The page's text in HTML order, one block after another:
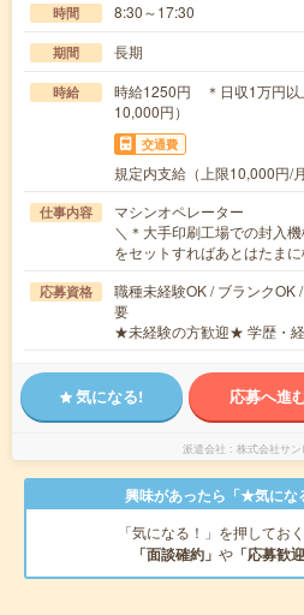
時間 8:30～17:30
期間 長期
時給
時給1250円 ＊日収1万円以
10,000円）
交通費
規定内支給（上限10,000円/月
仕事内容
マシンオペレーター
＼＊大手印刷工場での封入
をセットすればあとはたま
応募資格
職種未経験OK / ブランクOK
要
★未経験の方歓迎★ 学歴・経
気になる! 応募へ進
派遣会社 株式会社サ
興味があったら「★気にな
「気になる！」を押してお
「面談確約」 や 「応募歓